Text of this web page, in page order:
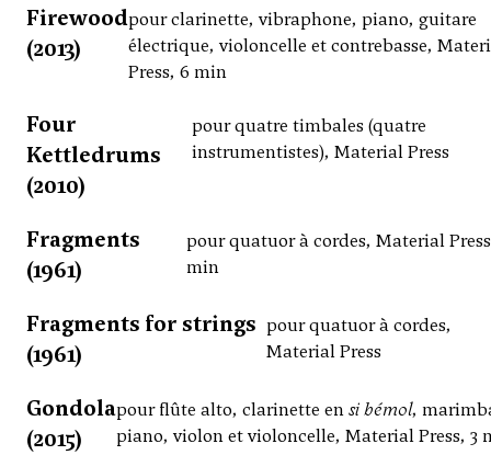
Firewood
(2013)
pour clarinette, vibraphone, piano, guitare
électrique, violoncelle et contrebasse,
Press, 6 min
Four
Kettledrums
(2010)
pour quatre timbales (quatre
instrumentistes), Material Press
Fragments
(1961)
pour quatuor à cordes, Material
min
Fragments for strings
(1961)
pour quatuor à cordes,
Material Press
Gondola
(2015)
pour flûte alto, clarinette ensi bémol,
piano, violon et violoncelle, Material Press, 3